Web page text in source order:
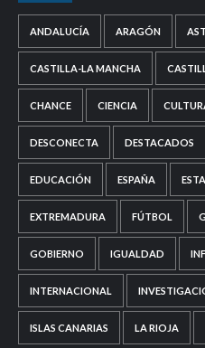
ANDALUCÍA ARAGÓN
CASTILLA-LA MANCHA
CHANCE CIENCIA
DESCONECTA DESTACADOS
EDUCACIÓN ESPAÑA
EXTREMADURA FÚTBOL
GOBIERNO IGUALDAD
INTERNACIONAL
ISLAS CANARIAS LA RIOJA